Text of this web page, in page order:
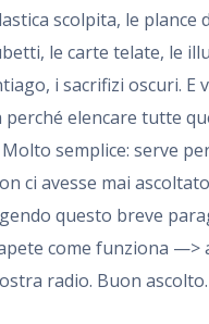
scolpita, le plance
le carte telate, le
i sacrifizi oscuri. E
perché elencare tutte
Molto semplice: serve
ci avesse mai
questo breve
come funziona —>
radio. Buon ascolto.